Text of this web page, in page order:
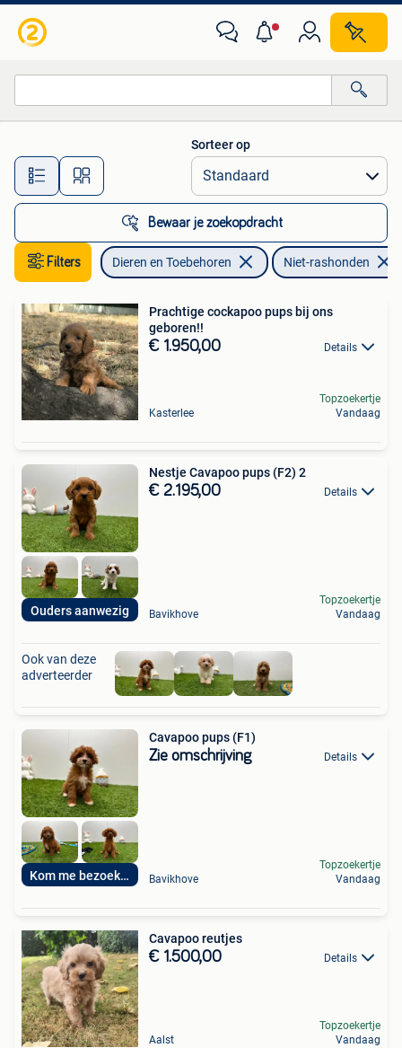
Alle afstanden…
Sorteer op
Bewaar je zoekopdracht
Filters Dieren en Toebehoren Niet-rashonden
Prachtige cockapoo pups bij ons
geboren!!
€ 1.950,00 Details
Kasterlee
Topzoekertje
Vandaag
Ouders aanwezig
Nestje Cavapoo pups (F2) 2
€ 2.195,00 Details
Bavikhove
Topzoekertje
Vandaag
Ook van deze
adverteerder
Kom me bezoeken
Cavapoo pups (F1)
Zie omschrijving Details
Bavikhove
Topzoekertje
Vandaag
Cavapoo reutjes
€ 1.500,00 Details
Aalst
Topzoekertje
Vandaag